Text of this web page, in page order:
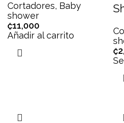
Cortadores, Baby
shower
₡11,000
Añadir al carrito
₡